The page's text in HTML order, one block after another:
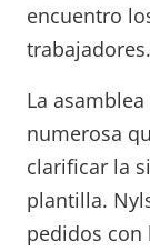
encuentro
trabajadores.
La
numerosa
clarificar la
plantilla.
pedidos con